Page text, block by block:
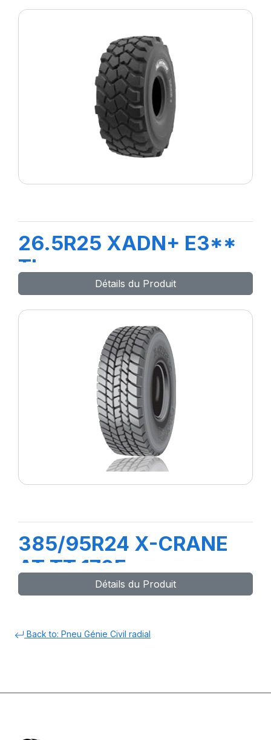
26.5R25 XADN+ E3**
TL
Détails du Produit
385/95R24 X-CRANE
AT TT 170F
Détails du Produit
Back to: Pneu Génie Civil radial